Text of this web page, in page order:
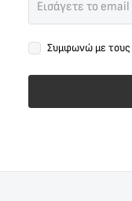
Συμφωνώ με τους